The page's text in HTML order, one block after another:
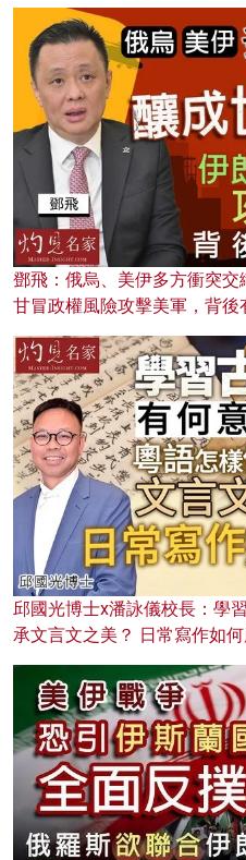
鄧飛：俄烏、美伊多方衝突
甘冒政權風險攻擊美軍，背後
邱國光博士x潘詠儀校長：學
承文言文之美？ 日常寫作如何